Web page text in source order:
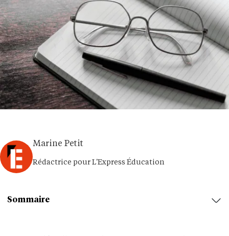
Marine Petit
Rédactrice pour L'Express Éducation
Sommaire